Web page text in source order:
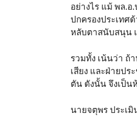
อย่างไร แม้ พล.
ปกครองประเทศ
หลับตาสนับสนุน
รวมทั้ง เน้นว่า ถ้
เสียง และฝ่ายป
ตัน ดังนั้น จึงเป็น
นายจตุพร ประเ